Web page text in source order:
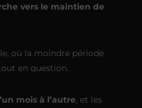
vers le maintien de
où la moindre période
en question.
mois à l’autre, et les